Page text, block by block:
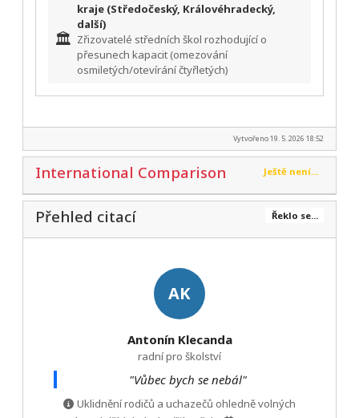
🏛️
kraje (Středočeský, Královéhradecký,
další)
Zřizovatelé středních škol rozhodující o
přesunech kapacit (omezování
osmiletých/otevírání čtyřletých)
Vytvořeno 19. 5. 2026 18:52
Ještě není...
International Comparison
Řeklo se...
Přehled citací
AK
Antonín Klecanda
radní pro školství
"Vůbec bych se nebál"
Uklidnění rodičů a uchazečů ohledně volných